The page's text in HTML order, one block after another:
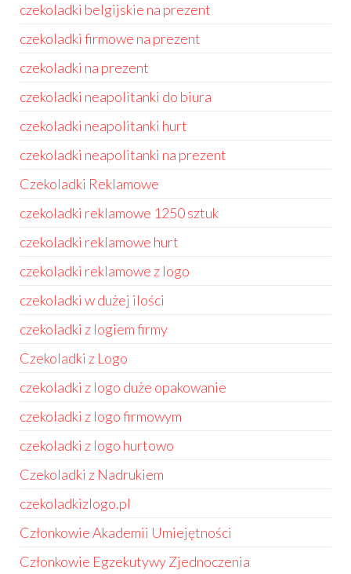
czekoladki belgijskie na prezent
czekoladki firmowe na prezent
czekoladki na prezent
czekoladki neapolitanki do biura
czekoladki neapolitanki hurt
czekoladki neapolitanki na prezent
Czekoladki Reklamowe
czekoladki reklamowe 1250 sztuk
czekoladki reklamowe hurt
czekoladki reklamowe z logo
czekoladki w dużej ilości
czekoladki z logiem firmy
Czekoladki z Logo
czekoladki z logo duże opakowanie
czekoladki z logo firmowym
czekoladki z logo hurtowo
Czekoladki z Nadrukiem
czekoladkizlogo.pl
Członkowie Akademii Umiejętności
Członkowie Egzekutywy Zjednoczenia